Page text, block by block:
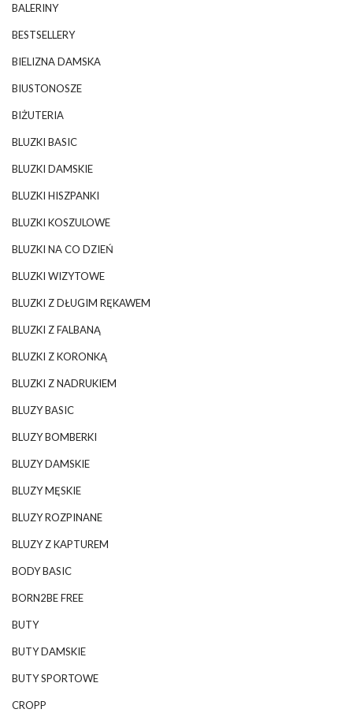
BALERINY
BESTSELLERY
BIELIZNA DAMSKA
BIUSTONOSZE
BIŻUTERIA
BLUZKI BASIC
BLUZKI DAMSKIE
BLUZKI HISZPANKI
BLUZKI KOSZULOWE
BLUZKI NA CO DZIEŃ
BLUZKI WIZYTOWE
BLUZKI Z DŁUGIM RĘKAWEM
BLUZKI Z FALBANĄ
BLUZKI Z KORONKĄ
BLUZKI Z NADRUKIEM
BLUZY BASIC
BLUZY BOMBERKI
BLUZY DAMSKIE
BLUZY MĘSKIE
BLUZY ROZPINANE
BLUZY Z KAPTUREM
BODY BASIC
BORN2BE FREE
BUTY
BUTY DAMSKIE
BUTY SPORTOWE
CROPP